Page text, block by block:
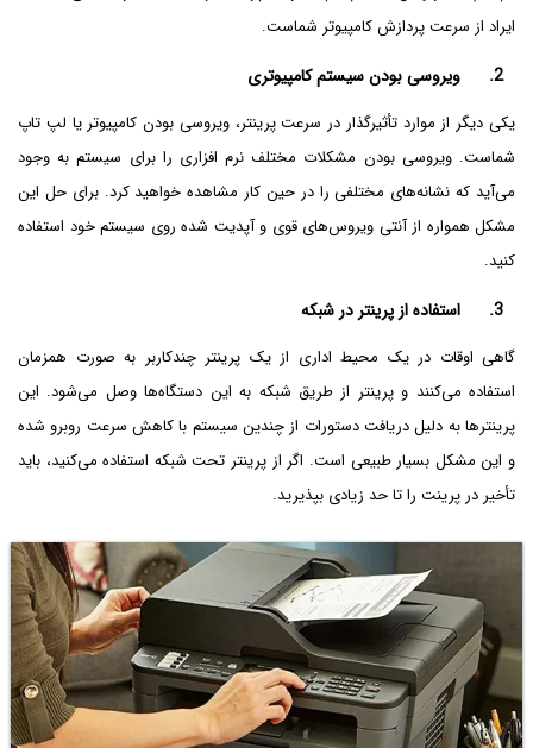
ایراد از سرعت پردازش کامپیوتر شماست.
2. ویروسی بودن سیستم کامپیوتری
یکی دیگر از موارد تأثیرگذار در سرعت پرینتر، ویروسی بودن کامپیوتر یا لپ تاپ
شماست. ویروسی بودن مشکلات مختلف نرم افزاری را برای سیستم به وجود
می‌آید که نشانه‌های مختلفی را در حین کار مشاهده خواهید کرد. برای حل این
مشکل همواره از آنتی ویروس‌های قوی و آپدیت شده روی سیستم خود استفاده
کنید.
3. استفاده از پرینتر در شبکه
گاهی اوقات در یک محیط اداری از یک پرینتر چندکاربر به صورت همزمان
استفاده می‌کنند و پرینتر از طریق شبکه به این دستگاه‌ها وصل می‌شود. این
پرینترها به دلیل دریافت دستورات از چندین سیستم با کاهش سرعت روبرو شده
و این مشکل بسیار طبیعی است. اگر از پرینتر تحت شبکه استفاده می‌کنید، باید
تأخیر در پرینت را تا حد زیادی بپذیرید.